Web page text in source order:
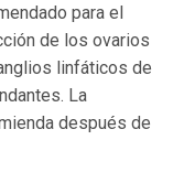
para el
de los ovarios
linfáticos de
La
después de